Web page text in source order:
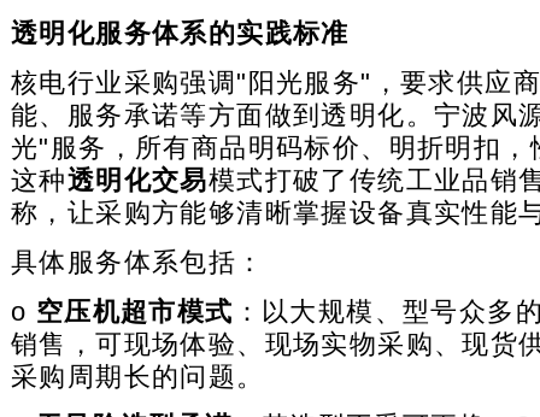
透明化服务体系的实践标准
核电行业采购强调"阳光服务"，要求供应
能、服务承诺等方面做到透明化。宁波风
光"服务，所有商品明码标价、明折明扣，
这种透明化交易模式打破了传统工业品销
称，让采购方能够清晰掌握设备真实性能
具体服务体系包括：
o 空压机超市模式 ：以大规模、型号众多
销售，可现场体验、现场实物采购、现货
采购周期长的问题。